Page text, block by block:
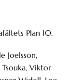
Plan 10.
Joelsson,
Viktor